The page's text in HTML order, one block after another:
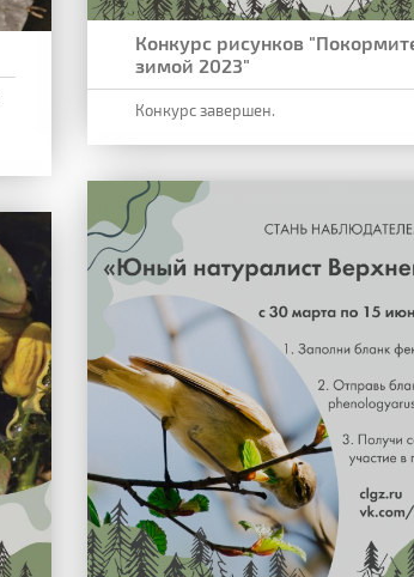
Конкурс рисунков
зимой 2023"
Конкурс завершен.